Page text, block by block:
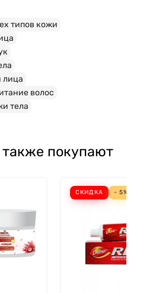
типов кожи
лица
волос
тела
покупают
СКИДКА - 5%